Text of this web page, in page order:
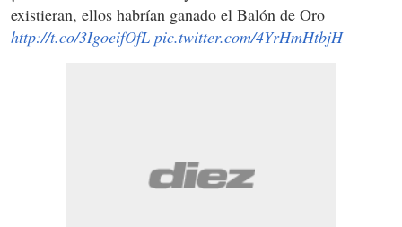
existieran, ellos habrían ganado el Balón de Oro
http://t.co/3IgoeifOfL pic.twitter.com/4YrHmHtbjH